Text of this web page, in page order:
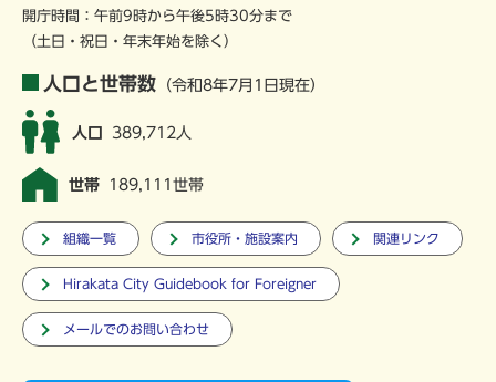
開庁時間：午前9時から午後5時30分まで
（土日・祝日・年末年始を除く）
人口と世帯数 （令和8年7月1日現在）
人口 389,712人
世帯 189,111世帯
組織一覧 市役所・施設案内 関連リンク
Hirakata City Guidebook for Foreigner
メールでのお問い合わせ